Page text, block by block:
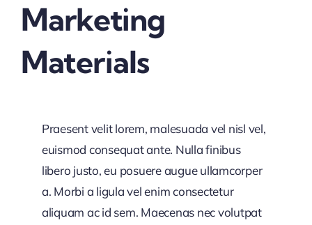
Marketing
Materials
Praesent velit lorem, malesuada vel nisl vel,
euismod consequat ante. Nulla finibus
libero justo, eu posuere augue ullamcorper
a. Morbi a ligula vel enim consectetur
aliquam ac id sem. Maecenas nec volutpat